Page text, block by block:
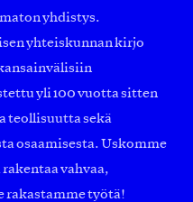
yhdistys.
yhteiskunnan kirjo
yli 100 vuotta sitten
teollisuutta sekä
osaamisesta. Uskomme
vahvaa,
rakastamme työtä!